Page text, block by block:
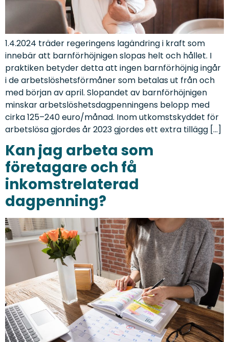
1.4.2024 träder regeringens lagändring i kraft som
innebär att barnförhöjnigen slopas helt och hållet. I
praktiken betyder detta att ingen barnförhöjnig ingår
i de arbetslöshetsförmåner som betalas ut från och
med början av april. Slopandet av barnförhöjnigen
minskar arbetslöshetsdagpenningens belopp med
cirka 125–240 euro/månad. Inom utkomstskyddet för
arbetslösa gjordes år 2023 gjordes ett extra tillägg […]
Kan jag arbeta som
företagare och få
inkomstrelaterad
dagpenning?